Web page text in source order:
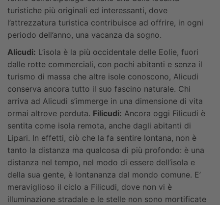
turistiche più originali ed interessanti, dove
l’attrezzatura turistica contribuisce ad offrire, in ogni
periodo dell’anno, una vacanza da sogno.
Alicudi: L’isola è la più occidentale delle Eolie, fuori
dalle rotte commerciali, con pochi abitanti e senza il
turismo di massa che altre isole conoscono, Alicudi
conserva ancora tutto il suo fascino naturale. Chi
arriva ad Alicudi s’immerge in una dimensione di vita
ormai altrove perduta. Filicudi: Ancora oggi Filicudi è
sentita come isola remota, anche dagli abitanti di
Lipari. In effetti, ciò che la fa sentire lontana, non è
tanto la distanza ma qualcosa di più profondo: è una
distanza nel tempo, nel modo di essere dell’isola e
della sua gente, è lontananza dal mondo comune. E’
meraviglioso il ciclo a Filicudi, dove non vi è
illuminazione stradale e le stelle non sono mortificate